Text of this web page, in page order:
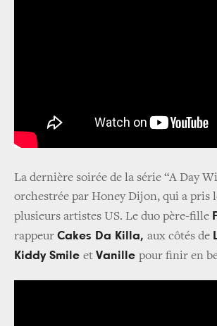
La dernière soirée de la série “A Day
orchestrée par Honey Dijon, qui a pris
plusieurs artistes US. Le duo père-fille
rappeur Cakes Da Killa, aux côtés de
Kiddy Smile et Vanille pour finir en